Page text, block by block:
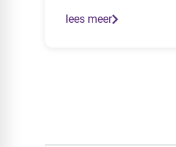
lees meer